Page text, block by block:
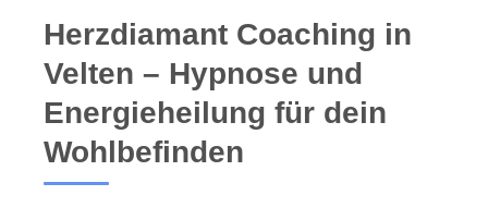
Herzdiamant Coaching in
Velten – Hypnose und
Energieheilung für dein
Wohlbefinden